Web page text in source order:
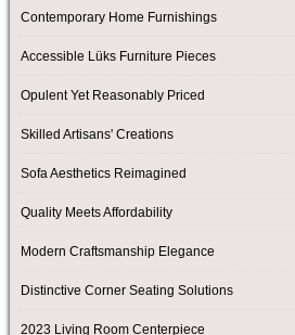
Contemporary Home Furnishings
Accessible Lüks Furniture Pieces
Opulent Yet Reasonably Priced
Skilled Artisans' Creations
Sofa Aesthetics Reimagined
Quality Meets Affordability
Modern Craftsmanship Elegance
Distinctive Corner Seating Solutions
2023 Living Room Centerpiece